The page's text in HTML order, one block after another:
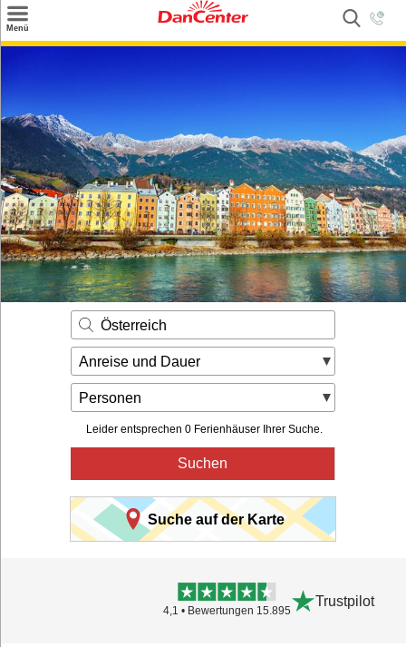
Menü
Weitere Urlaubsziele
Angebote
Inspiration
Kontakt
Gut zu wissen
Login
Österreich
Anreise und Dauer
Personen
Leider entsprechen 0 Ferienhäuser Ihrer Suche.
Suchen
Suche auf der Karte
4,1 • Bewertungen 15.895
Trustpilot